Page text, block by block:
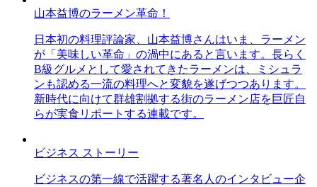
山本益博のラーメン革命！
日本初の料理評論家、山本益博さんはいま、ラーメン
が「美味しい革命」の渦中にあると言います。長らく
B級グルメとして愛されてきたラーメンは、ミシュラ
ンも認める一流の料理へと変貌を遂げつつあります。
新時代に向けて群雄割拠する街のラーメン店を巨匠自
らが実食リポートする連載です。
ビジネス ストーリー
ビジネスの第一線で活躍する著名人のインタビュー企